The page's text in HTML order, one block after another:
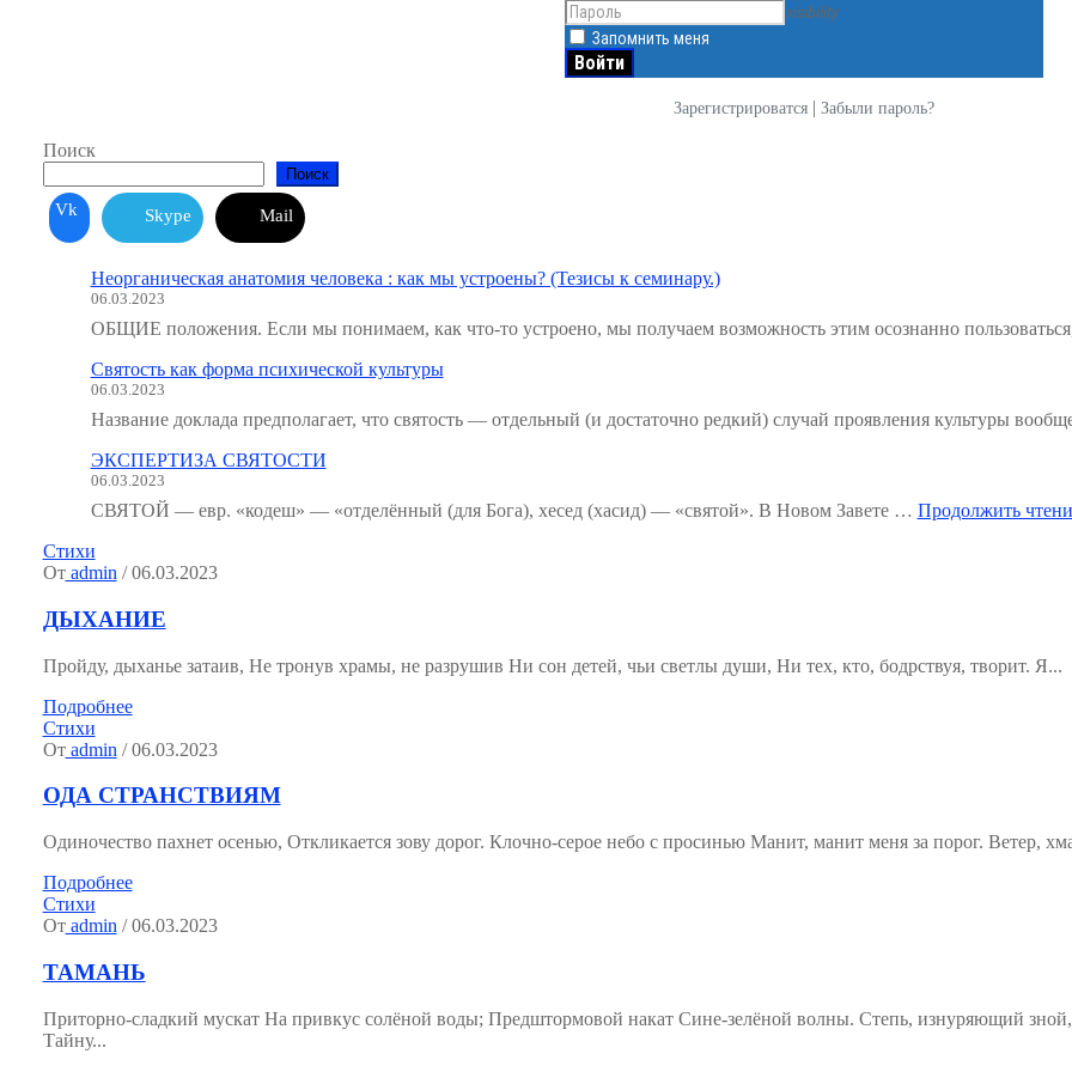
visibility
Запомнить меня
Зарегистрироватся | Забыли пароль?
Поиск
Поиск
Vk Skype Mail
Неорганическая анатомия человека : как мы устроены? (Тезисы к семинару.)
06.03.2023
ОБЩИЕ положения. Если мы понимаем, как что-то устроено, мы получаем возможность этим осознанно
Святость как форма психической культуры
06.03.2023
Название доклада предполагает, что святость — отдельный (и достаточно редкий) случай проявления культуры
ЭКСПЕРТИЗА СВЯТОСТИ
06.03.2023
СВЯТОЙ — евр. «кодеш» — «отделённый (для Бога), хесед (хасид) — «святой». В Новом Завете … Продолжить
Стихи
Отadmin / 06.03.2023
ДЫХАНИЕ
Пройду, дыханье затаив, Не тронув храмы, не разрушив Ни сон детей, чьи светлы души, Ни тех, кто, бодрствуя, творит. Я...
Подробнее
Стихи
Отadmin / 06.03.2023
ОДА СТРАНСТВИЯМ
Одиночество пахнет осенью, Откликается зову дорог. Клочно-серое небо с просинью Манит, манит меня за порог. Ветер,
Подробнее
Стихи
Отadmin / 06.03.2023
ТАМАНЬ
Приторно-сладкий мускат На привкус солёной воды; Предштормовой накат Сине-зелёной волны. Степь, изнуряющий
Тайну...